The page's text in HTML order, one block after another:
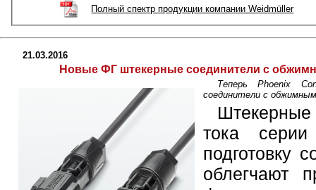
Полный спектр продукции компании Weidmüller
21.03.2016
Новые ФГ штекерные соединители с
Теперь Phoenix
соединители с
тока
подготовку
облегчают